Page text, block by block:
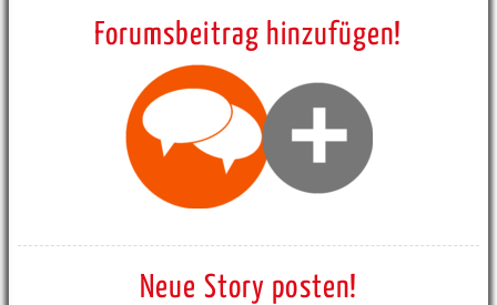
Forumsbeitrag hinzufügen!
Neue Story posten!